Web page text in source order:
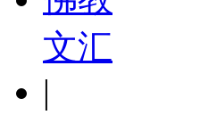
文汇
|